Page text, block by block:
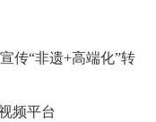
传“非遗+高端化”转
频平台